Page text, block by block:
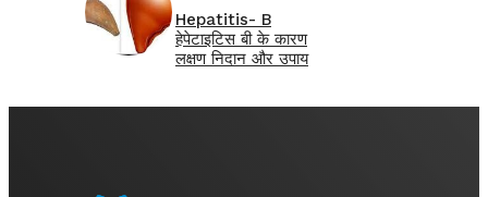
Hepatitis- B
हेपेटाइटिस बी के कारण
लक्षण निदान और उपाय